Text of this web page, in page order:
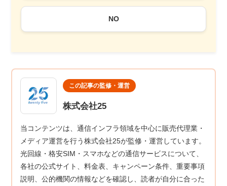
NO
この記事の監修・運営
株式会社25
当コンテンツは、通信インフラ領域を中心に販売代理業・
メディア運営を行う株式会社25が監修・運営しています。
光回線・格安SIM・スマホなどの通信サービスについて、
各社の公式サイト、料金表、キャンペーン条件、重要事項
説明、公的機関の情報などを確認し、読者が自分に合った